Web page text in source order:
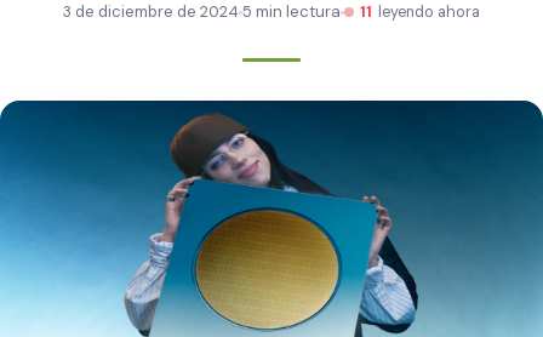
3 de diciembre de 2024 5 min lectura 11 leyendo ahora